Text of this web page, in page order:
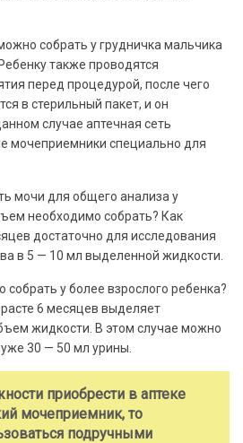
собрать у грудничка мальчика
также проводятся
перед процедурой, после чего
в стерильный пакет, и он
случае аптечная сеть
мочеприемники специально для
мочи для общего анализа у
необходимо собрать? Как
достаточно для исследования
в 5 — 10 мл выделенной жидкости.
у более взрослого ребенка?
6 месяцев выделяет
жидкости. В этом случае можно
30 — 50 мл урины.
приобрести в аптеке
мочеприемник, то
подручными